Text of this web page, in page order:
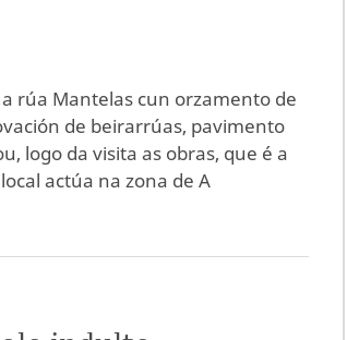
rúa Mantelas cun orzamento de
de beirarrúas, pavimento
logo da visita as obras, que é a
actúa na zona de A